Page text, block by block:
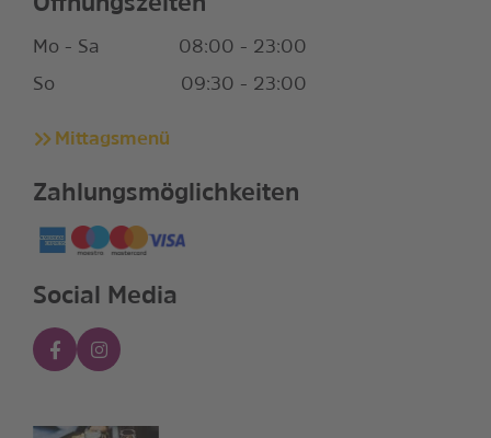
Mo - Sa
08:00 - 23:00
So
09:30 - 23:00
Mittagsmenü
Zahlungsmöglichkeiten
Social Media